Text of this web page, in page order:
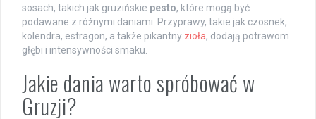
sosach, takich jak gruzińskie pesto, które mogą być
podawane z różnymi daniami. Przyprawy, takie jak czosnek,
kolendra, estragon, a także pikantny zioła, dodają potrawom
głębi i intensywności smaku.
Jakie dania warto spróbować w
Gruzji?